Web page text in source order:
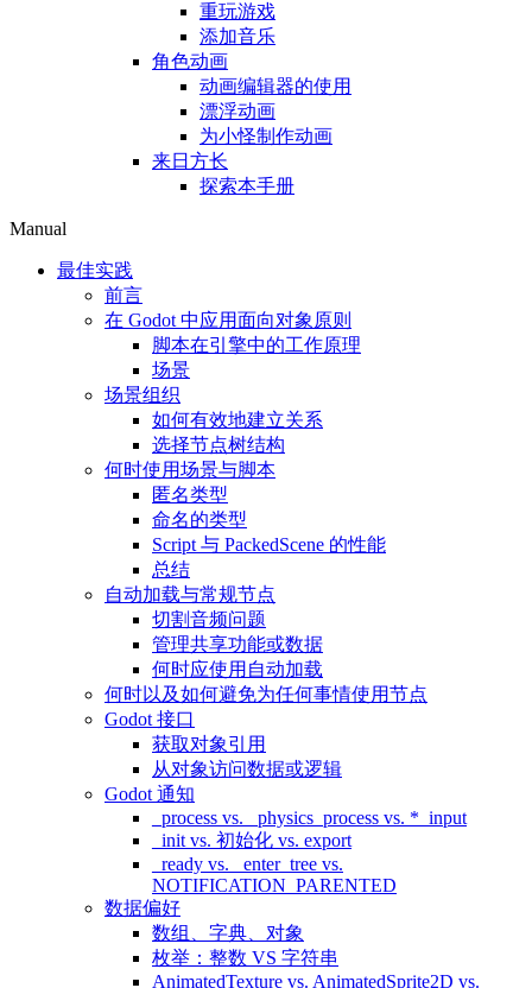
重玩游戏
添加音乐
角色动画
动画编辑器的使用
漂浮动画
为小怪制作动画
来日方长
探索本手册
Manual
最佳实践
前言
在 Godot 中应用面向对象原则
脚本在引擎中的工作原理
场景
场景组织
如何有效地建立关系
选择节点树结构
何时使用场景与脚本
匿名类型
命名的类型
Script 与 PackedScene 的性能
总结
自动加载与常规节点
切割音频问题
管理共享功能或数据
何时应使用自动加载
何时以及如何避免为任何事情使用节点
Godot 接口
获取对象引用
从对象访问数据或逻辑
Godot 通知
_process vs. _physics_process vs. *_input
_init vs. 初始化 vs. export
_ready vs. _enter_tree vs.
NOTIFICATION_PARENTED
数据偏好
数组、字典、对象
枚举：整数 VS 字符串
AnimatedTexture vs. AnimatedSprite2D vs.